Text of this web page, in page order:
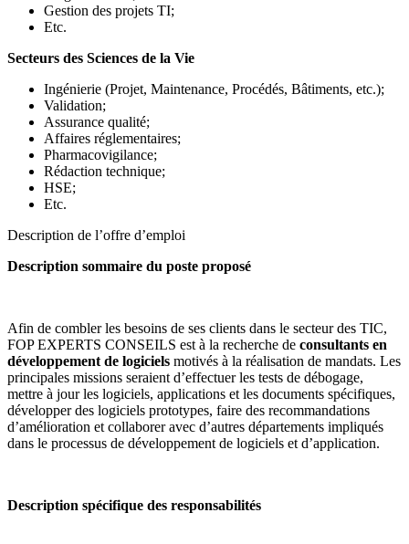
Gestion des projets TI;
Etc.
Secteurs des Sciences de la Vie
Ingénierie (Projet, Maintenance, Procédés, Bâtiments, etc.);
Validation;
Assurance qualité;
Affaires réglementaires;
Pharmacovigilance;
Rédaction technique;
HSE;
Etc.
Description de l’offre d’emploi
Description sommaire du poste proposé
Afin de combler les besoins de ses clients dans le secteur des TIC,
FOP EXPERTS CONSEILS est à la recherche de consultants en
développement de logiciels motivés à la réalisation de mandats. Les
principales missions seraient d’effectuer les tests de débogage,
mettre à jour les logiciels, applications et les documents spécifiques,
développer des logiciels prototypes, faire des recommandations
d’amélioration et collaborer avec d’autres départements impliqués
dans le processus de développement de logiciels et d’application.
Description spécifique des responsabilités